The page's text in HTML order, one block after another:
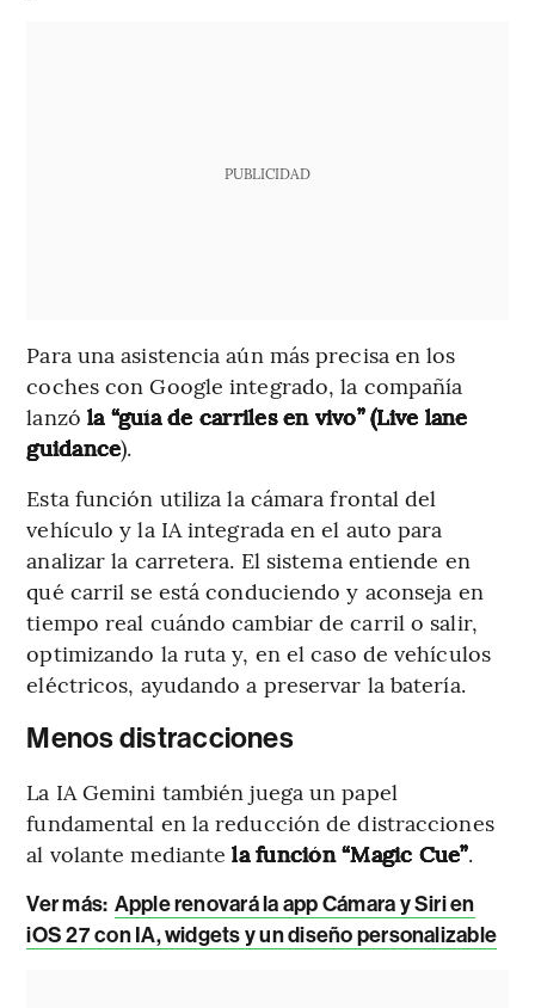
PUBLICIDAD
Para una asistencia aún más precisa en los
coches con Google integrado, la compañía
lanzó la “guía de carriles en vivo” (Live lane
guidance).
Esta función utiliza la cámara frontal del
vehículo y la IA integrada en el auto para
analizar la carretera. El sistema entiende en
qué carril se está conduciendo y aconseja en
tiempo real cuándo cambiar de carril o salir,
optimizando la ruta y, en el caso de vehículos
eléctricos, ayudando a preservar la batería.
Menos distracciones
La IA Gemini también juega un papel
fundamental en la reducción de distracciones
al volante mediantela función “Magic Cue”.
Ver más: Apple renovará la app Cámara y Siri en
iOS 27 con IA, widgets y un diseño personalizable